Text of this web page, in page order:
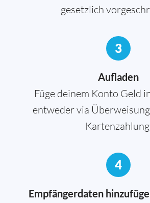
gesetzlich
3
Aufladen
Füge deinem Konto Geld
entweder via
4
Empfängerdaten